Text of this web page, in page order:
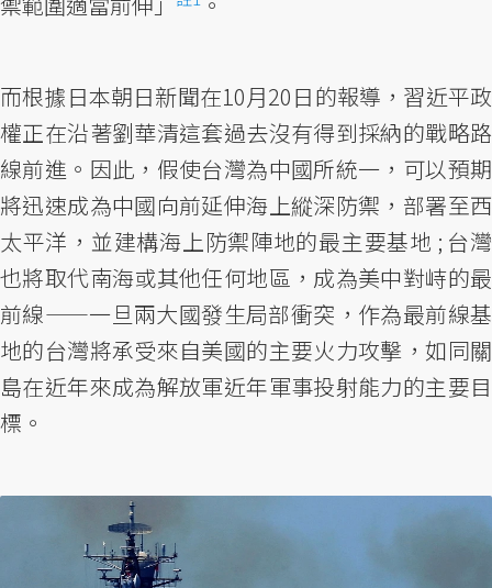
而根據日本朝日新聞在10月20日的報導，習近平政
權正在沿著劉華清這套過去沒有得到採納的戰略路
線前進。因此，假使台灣為中國所統一，可以預期
將迅速成為中國向前延伸海上縱深防禦，部署至西
太平洋，並建構海上防禦陣地的最主要基地 ; 台灣
也將取代南海或其他任何地區，成為美中對峙的最
前線——一旦兩大國發生局部衝突，作為最前線基
地的台灣將承受來自美國的主要火力攻擊，如同關
島在近年來成為解放軍近年軍事投射能力的主要目
標。